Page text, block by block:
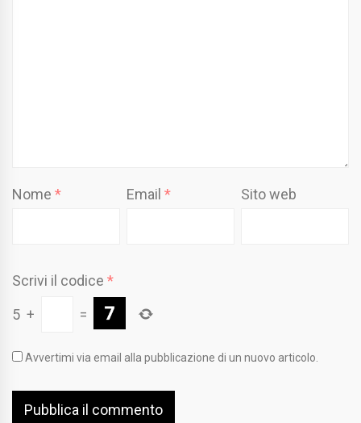
Nome * Email* Sito web
Scrivi il codice *
5 + =
Avvertimi via email alla pubblicazione di un nuovo articolo.